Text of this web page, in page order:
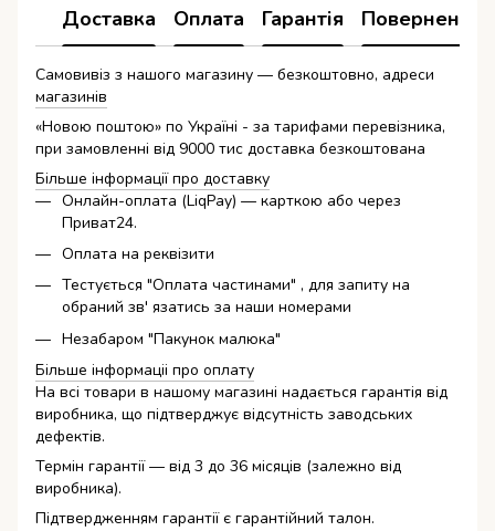
Доставка Оплата Гарантія Повернення
Самовивіз з нашого магазину — безкоштовно, адреси
магазинів
«Новою поштою» по Україні - за тарифами перевізника,
при замовленні від 9000 тис доставка безкоштована
Більше інформації про доставку
Онлайн-оплата (LiqPay) — карткою або через
Приват24.
Оплата на реквізити
Тестується "Оплата частинами" , для запиту на
обраний зв' язатись за наши номерами
Незабаром "Пакунок малюка"
Більше інформаціі про оплату
На всі товари в нашому магазині надається гарантія від
виробника, що підтверджує відсутність заводських
дефектів.
Термін гарантії — від 3 до 36 місяців (залежно від
виробника).
Підтвердженням гарантії є гарантійний талон.